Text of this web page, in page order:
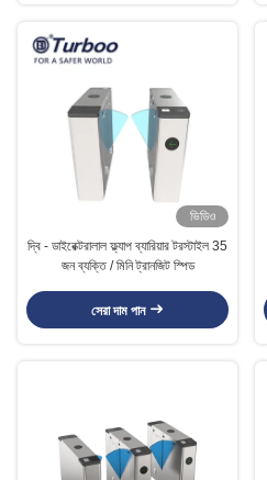
ভিডিও
দ্বি - ডাইরেক্টরালাল ফ্ল্যাপ ব্যারিয়ার টরস্টাইল 35
জন ব্যক্তি / মিনি ট্রানজিট স্পিড
সেরা দাম পান